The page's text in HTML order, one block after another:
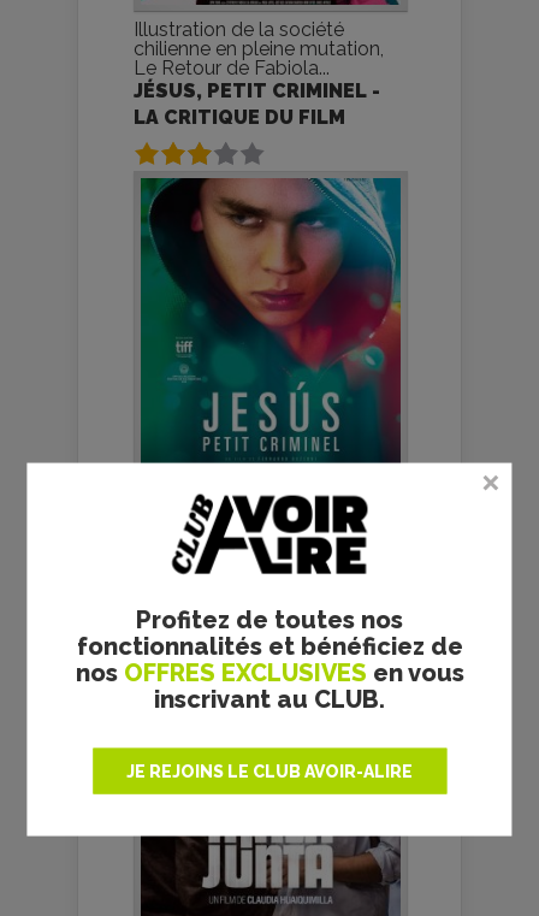
Profitez de toutes nos
fonctionnalités et bénéficiez de
nos OFFRES EXCLUSIVES en vous
inscrivant au CLUB.
JE REJOINS LE CLUB AVOIR-ALIRE
Illustration de la société
chilienne en pleine mutation,
Le Retour de Fabiola...
JÉSUS, PETIT CRIMINEL -
LA CRITIQUE DU FILM
MALA JUNTA - CLAUDIA
HUAIQUIMILLA - CRITIQUE